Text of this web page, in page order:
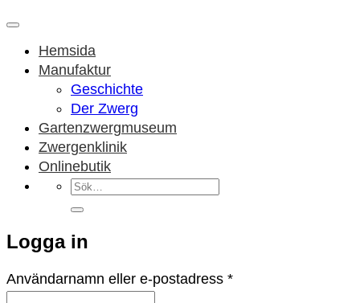
Hemsida
Manufaktur
Geschichte
Der Zwerg
Gartenzwergmuseum
Zwergenklinik
Onlinebutik
Sök
efter:
Logga in
Användarnamn eller e-postadress *Obligatoriskt